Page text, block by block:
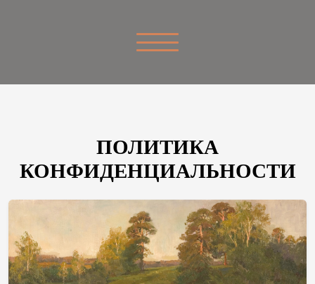
ПОЛИТИКА
КОНФИДЕНЦИАЛЬНОСТИ